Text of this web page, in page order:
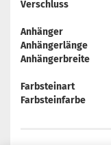
Verschluss
Anhänger
Anhängerlänge
Anhängerbreite
Farbsteinart
Farbsteinfarbe